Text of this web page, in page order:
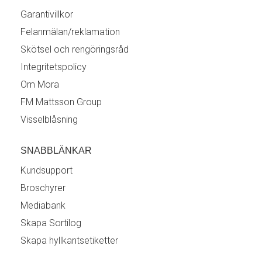
Garantivillkor
Felanmälan/reklamation
Skötsel och rengöringsråd
Integritetspolicy
Om Mora
FM Mattsson Group
Visselblåsning
SNABBLÄNKAR
Kundsupport
Broschyrer
Mediabank
Skapa Sortilog
Skapa hyllkantsetiketter